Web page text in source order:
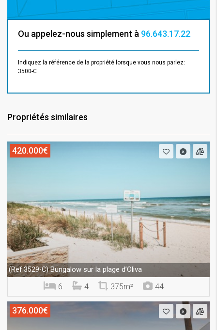
Ou appelez-nous simplement à 96.643.17.22
Indiquez la référence de la propriété lorsque vous nous parlez:
3500-C
Propriétés similaires
420.000€
(Ref.3529-C)Bungalow sur la plage d’Oliva
6 4 375m² 44
376.000€